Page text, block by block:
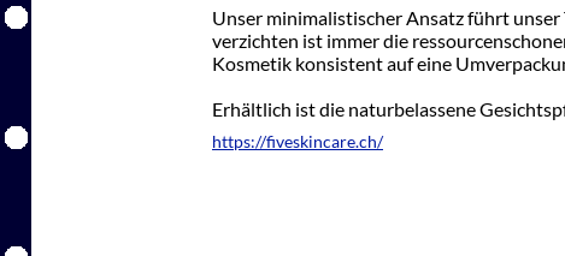
Unser minimalistischer Ansatz führt
verzichten ist immer die
Kosmetik konsistent auf eine
Erhältlich ist die naturbelassene
https://fiveskincare.ch/